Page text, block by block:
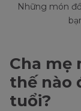
Những món
Cha mẹ
thế nào
tuổi?